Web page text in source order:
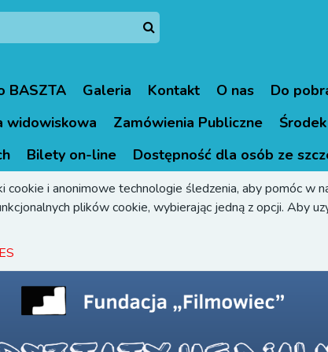
BASZTA Galeria Kontakt O nas Do
widowiskowa Zamówienia Publiczne
Bilety on-line Dostępność dla osób ze
i anonimowe technologie śledzenia, aby pomóc w
plików cookie, wybierając jedną z opcji. Aby